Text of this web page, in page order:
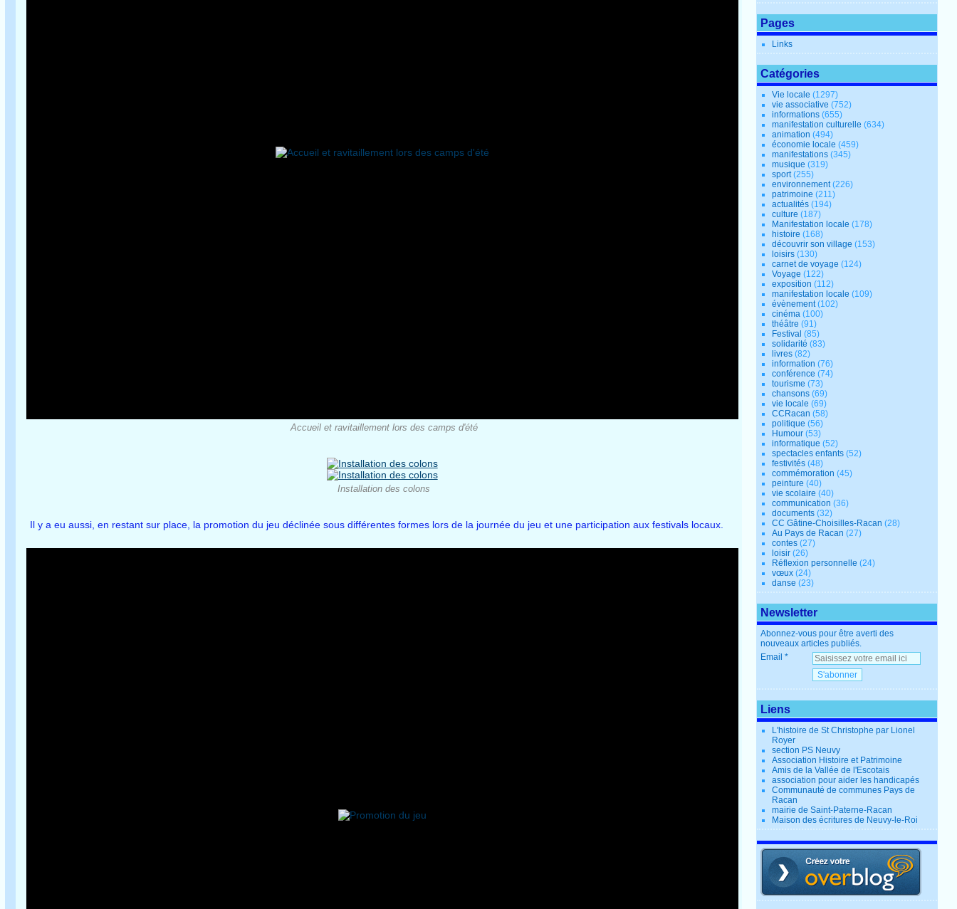
Accueil et ravitaillement lors des camps d'été
Installation des colons
Il y a eu aussi, en restant sur place, la promotion du jeu déclinée sous différentes formes lors de la journée du jeu et une participation aux festivals locaux.
Pages
Links
Catégories
Vie locale (1297)
vie associative (752)
informations (655)
manifestation culturelle (634)
animation (494)
économie locale (459)
manifestations (345)
musique (319)
sport(255)
environnement(226)
patrimoine (211)
actualités (194)
culture (187)
Manifestation locale (178)
histoire (168)
découvrir son village (153)
loisirs (130)
carnet de voyage (124)
Voyage (122)
exposition (112)
manifestation locale (109)
évènement(102)
cinéma (100)
théâtre (91)
Festival (85)
solidarité (83)
livres (82)
information (76)
conférence (74)
tourisme (73)
chansons (69)
vie locale (69)
CCRacan (58)
politique (56)
Humour (53)
informatique (52)
spectacles enfants (52)
festivités (48)
commémoration (45)
peinture (40)
vie scolaire (40)
communication (36)
documents (32)
CC Gâtine-Choisilles-Racan (28)
Au Pays de Racan (27)
contes (27)
loisir (26)
Réflexion personnelle (24)
vœux (24)
danse (23)
Newsletter
Abonnez-vous pour être averti des
nouveaux articles publiés.
Email
Liens
L'histoire de St Christophe par Lionel
Royer
section PS Neuvy
Association Histoire et Patrimoine
Amis de la Vallée de l'Escotais
association pour aider les handicapés
Communauté de communes Pays de
Racan
mairie de Saint-Paterne-Racan
Maison des écritures de Neuvy-le-Roi